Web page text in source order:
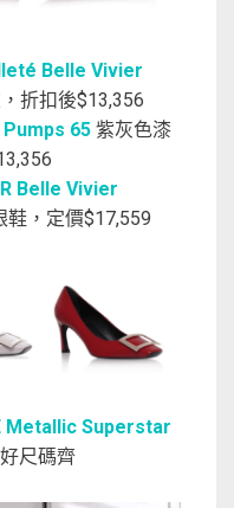
Belle Vivier
折扣後$13,356
Pumps 65 紫灰色漆
Belle Vivier
鞋，定價$17,559
Metallic Superstar
尺碼齊